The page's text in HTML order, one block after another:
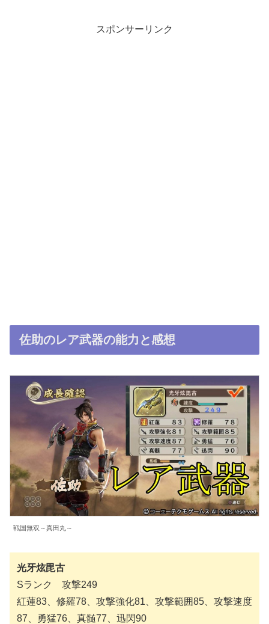
スポンサーリンク
佐助のレア武器の能力と感想
戦国無双～真田丸～
光牙炫毘古
Sランク 攻撃249
紅蓮83、修羅78、攻撃強化81、攻撃範囲85、攻撃速度
87、勇猛76、真髄77、迅閃90